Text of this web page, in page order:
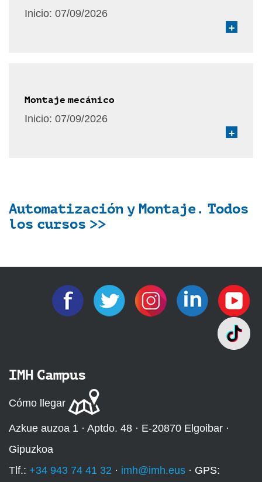
Inicio: 07/09/2026
+
Montaje mecánico
Inicio: 07/09/2026
+
Automatización y Montaje. Todos
los cursos >>
IMH Campus
Cómo llegar
Azkue auzoa 1 · Aptdo. 48 · E-20870 Elgoibar ·
Gipuzkoa
Tlf.: +34 943 74 41 32 · imh@imh.eus · GPS: